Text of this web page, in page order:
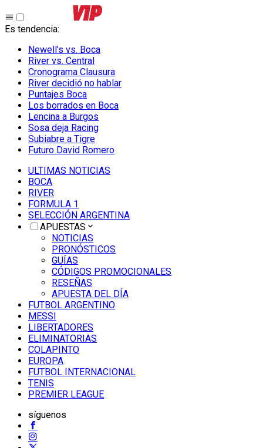
Es tendencia:
Newell’s vs. Boca
River vs. Central
Cronograma Clausura
River decidió no hablar
Puntajes Boca
Los borrados en Boca
Lencina a Burgos
Sosa deja Racing
Subiabre a Tigre
Futuro David Romero
ULTIMAS NOTICIAS
BOCA
RIVER
FORMULA 1
SELECCIÓN ARGENTINA
APUESTAS
NOTICIAS
PRONÓSTICOS
GUÍAS
CÓDIGOS PROMOCIONALES
RESEÑAS
APUESTA DEL DÍA
FUTBOL ARGENTINO
MESSI
LIBERTADORES
ELIMINATORIAS
COLAPINTO
EUROPA
FUTBOL INTERNACIONAL
TENIS
PREMIER LEAGUE
síguenos